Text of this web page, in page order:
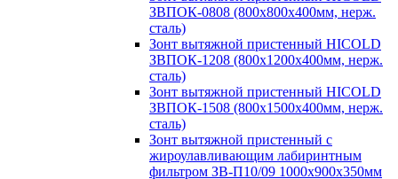
ЗВПОК-0808 (800х800х400мм, нерж.
сталь)
Зонт вытяжной пристенный HICOLD
ЗВПОК-1208 (800х1200х400мм, нерж.
сталь)
Зонт вытяжной пристенный HICOLD
ЗВПОК-1508 (800х1500х400мм, нерж.
сталь)
Зонт вытяжной пристенный с
жироулавливающим лабиринтным
фильтром ЗВ-П10/09 1000х900х350мм